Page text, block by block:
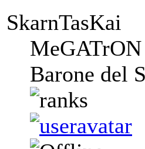
SkarnTasKai
MeGATrON
Barone del